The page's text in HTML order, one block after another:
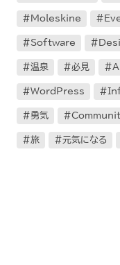
Moleskine
Software
温泉 必見
WordPress
勇気
旅 元気になる